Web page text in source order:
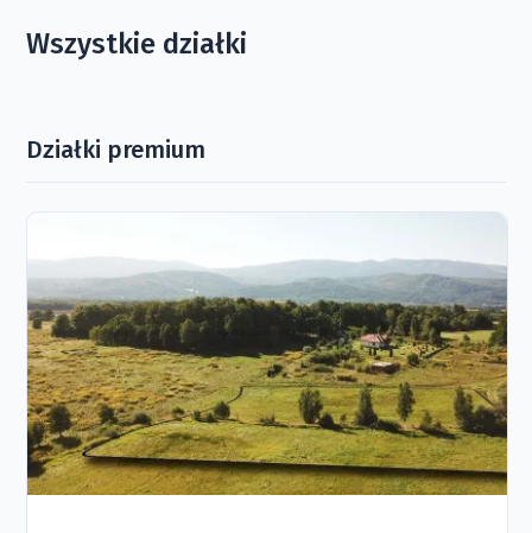
Wszystkie działki
Działki premium